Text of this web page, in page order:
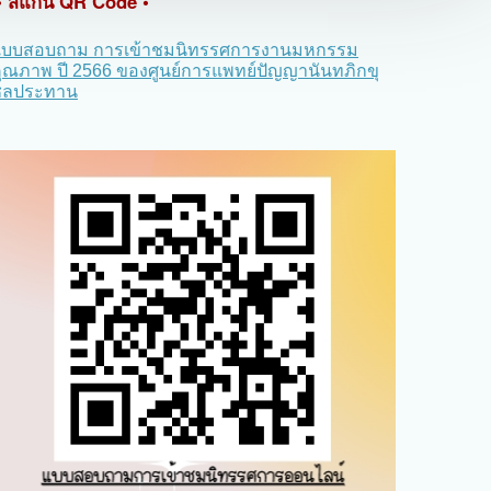
บสอบถาม การเข้าชมนิทรรศการงานมหกรรม
ภาพ ปี 2566 ของศูนย์การแพทย์ปัญญานันทภิกขุ
ประทาน